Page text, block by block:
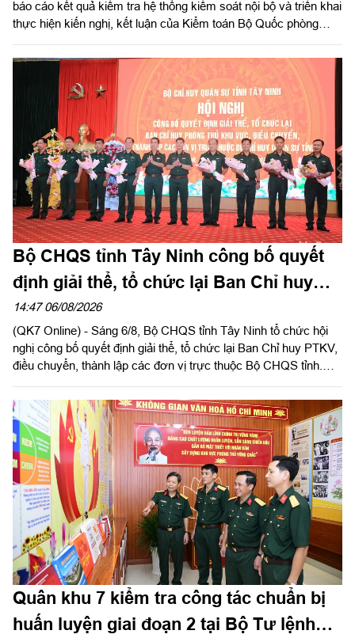
báo cáo kết quả kiểm tra hệ thống kiểm soát nội bộ và triển khai
thực hiện kiến nghị, kết luận của Kiểm toán Bộ Quốc phòng
viên Ban Chấp hành Trung ương Đảng, Ủy viên Quân ủy Trung
ương, Phó Bí thư Đảng ủy, Tư lệnh Quân khu chủ trì hội nghị.
Bộ CHQS tỉnh Tây Ninh công bố quyết
định giải thể, tổ chức lại Ban Chỉ huy
phòng thủ khu vực
14:47 06/08/2026
(QK7 Online) - Sáng 6/8, Bộ CHQS tỉnh Tây Ninh tổ chức hội
nghị công bố quyết định giải thể, tổ chức lại Ban Chỉ huy PTKV,
điều chuyển, thành lập các đơn vị trực thuộc Bộ CHQS tỉnh.
Ngọc Hải, Phó Tham mưu trưởng Quân khu dự và phát biểu
chỉ đạo.
Quân khu 7 kiểm tra công tác chuẩn bị
huấn luyện giai đoạn 2 tại Bộ Tư lệnh